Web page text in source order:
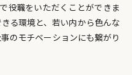
役職をいただくことができま
る環境と、若い内から色んな
のモチベーションにも繋がり